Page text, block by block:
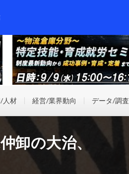
人材 経営/業界動向 データ/調査
卸の大治、